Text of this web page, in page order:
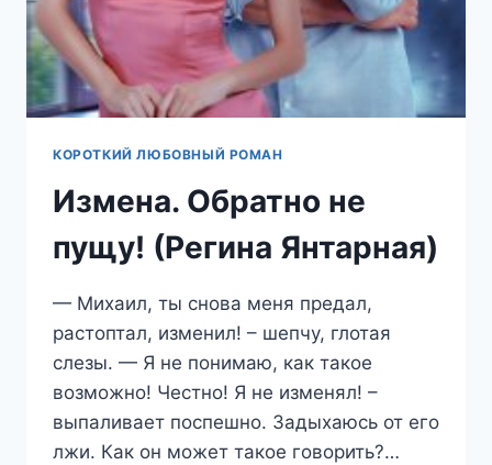
КОРОТКИЙ ЛЮБОВНЫЙ РОМАН
Измена. Обратно не
пущу! (Регина Янтарная)
— Михаил, ты снова меня предал,
растоптал, изменил! – шепчу, глотая
слезы. — Я не понимаю, как такое
возможно! Честно! Я не изменял! –
выпаливает поспешно. Задыхаюсь от его
лжи. Как он может такое говорить?…